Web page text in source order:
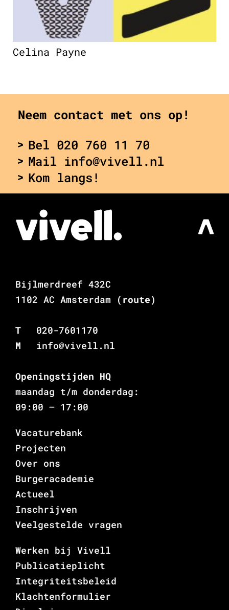
Celina Payne
Neem contact met ons op!
Bel 020 760 11 70
Mail info@vivell.nl
Kom langs!
Bijlmerdreef 432C
1102 AC Amsterdam
(route)
T
020-7601170
M
info@vivell.nl
Openingstijden HQ
maandag t/m donderdag:
09:00 – 17:00
Vacaturebank
Projecten
Over ons
Burgeracademie
Actueel
Inschrijven
Veelgestelde vragen
Werken bij Vivell
Publicatieplicht
Integriteitsbeleid
Klachtenformulier